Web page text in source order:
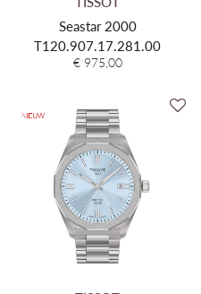
Seastar 2000
T120.907.17.281.00
€ 975,00